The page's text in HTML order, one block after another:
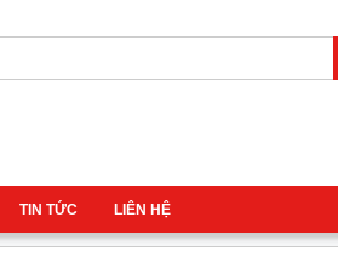
TIN TỨC LIÊN HỆ